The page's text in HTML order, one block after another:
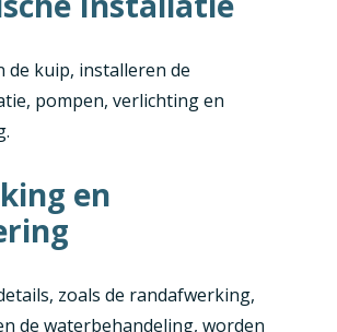
de kuip, installeren de
pompen, verlichting en
en
zoals de randafwerking,
de waterbehandeling, worden